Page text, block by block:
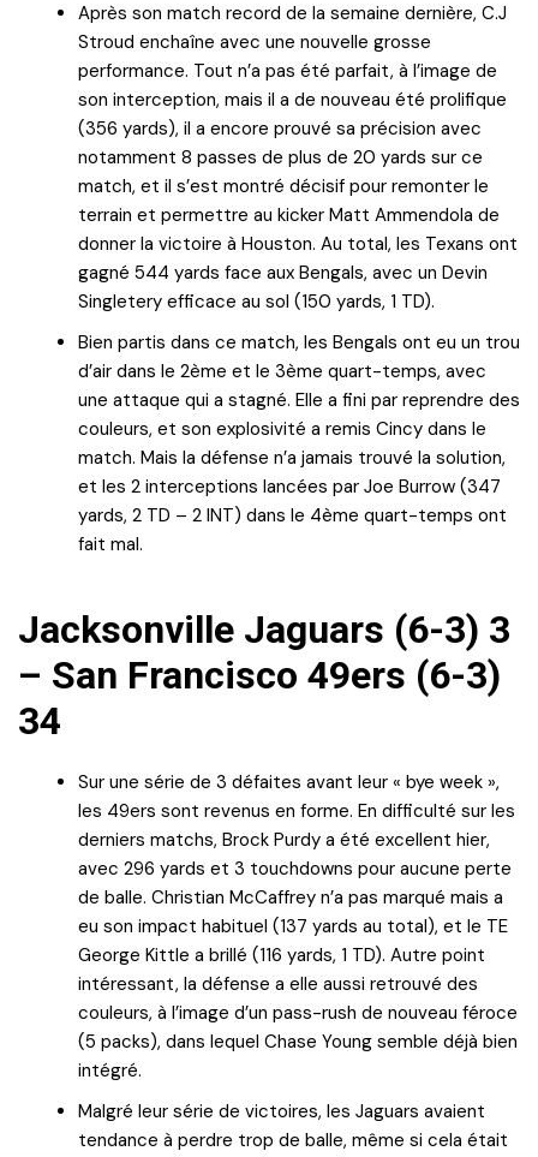
Après son match record de la semaine dernière, C.J
Stroud enchaîne avec une nouvelle grosse
performance. Tout n’a pas été parfait, à l’image de
son interception, mais il a de nouveau été prolifique
(356 yards), il a encore prouvé sa précision avec
notamment 8 passes de plus de 20 yards sur ce
match, et il s’est montré décisif pour remonter le
terrain et permettre au kicker Matt Ammendola de
donner la victoire à Houston. Au total, les Texans ont
gagné 544 yards face aux Bengals, avec un Devin
Singletery efficace au sol (150 yards, 1 TD).
Bien partis dans ce match, les Bengals ont eu un trou
d’air dans le 2ème et le 3ème quart-temps, avec
une attaque qui a stagné. Elle a fini par reprendre des
couleurs, et son explosivité a remis Cincy dans le
match. Mais la défense n’a jamais trouvé la solution,
et les 2 interceptions lancées par Joe Burrow (347
yards, 2 TD – 2 INT) dans le 4ème quart-temps ont
fait mal.
Jacksonville Jaguars (6-3) 3
– San Francisco 49ers (6-3)
34
Sur une série de 3 défaites avant leur « bye week »,
les 49ers sont revenus en forme. En difficulté sur les
derniers matchs, Brock Purdy a été excellent hier,
avec 296 yards et 3 touchdowns pour aucune perte
de balle. Christian McCaffrey n’a pas marqué mais a
eu son impact habituel (137 yards au total), et le TE
George Kittle a brillé (116 yards, 1 TD). Autre point
intéressant, la défense a elle aussi retrouvé des
couleurs, à l’image d’un pass-rush de nouveau féroce
(5 packs), dans lequel Chase Young semble déjà bien
intégré.
Malgré leur série de victoires, les Jaguars avaient
tendance à perdre trop de balle, même si cela était